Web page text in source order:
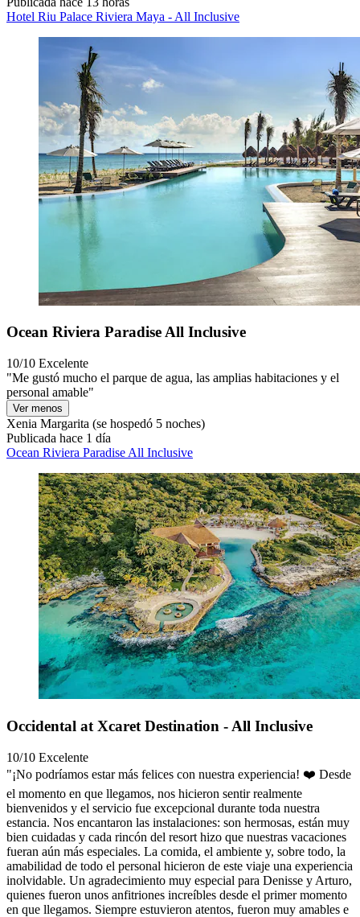
Hotel Riu Palace Riviera Maya - All Inclusive
Ocean Riviera Paradise All Inclusive
10/10 Excelente
"Me gustó mucho el parque de agua, las amplias habitaciones y el
personal amable"
Ver menos
Xenia Margarita (se hospedó 5 noches)
Publicada hace 1 día
Ocean Riviera Paradise All Inclusive
Occidental at Xcaret Destination - All Inclusive
10/10 Excelente
"¡No podríamos estar más felices con nuestra experiencia! ❤️ Desde
el momento en que llegamos, nos hicieron sentir realmente
bienvenidos y el servicio fue excepcional durante toda nuestra
estancia. Nos encantaron las instalaciones: son hermosas, están muy
bien cuidadas y cada rincón del resort hizo que nuestras vacaciones
fueran aún más especiales. La comida, el ambiente y, sobre todo, la
amabilidad de todo el personal hicieron de este viaje una experiencia
inolvidable. Un agradecimiento muy especial para Denisse y Arturo,
quienes fueron unos anfitriones increíbles desde el primer momento
en que llegamos. Siempre estuvieron atentos, fueron muy amables e